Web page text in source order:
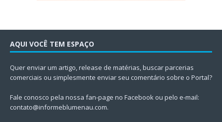
AQUI VOCÊ TEM ESPAÇO
Quer enviar um artigo, release de matérias, buscar parcerias
comerciais ou simplesmente enviar seu comentário sobre o Portal?
Fale conosco pela nossa fan-page no Facebook ou pelo e-mail:
contato@informeblumenau.com.